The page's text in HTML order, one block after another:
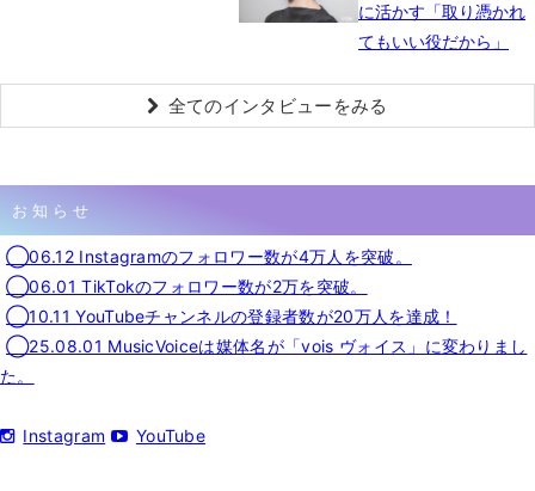
に活かす「取り憑かれ
てもいい役だから」
全てのインタビューをみる
お知らせ
◯06.12 Instagramのフォロワー数が4万人を突破。
◯06.01 TikTokのフォロワー数が2万を突破。
◯10.11 YouTubeチャンネルの登録者数が20万人を達成！
◯25.08.01 MusicVoiceは媒体名が「vois ヴォイス」に変わりまし
た。
Instagram YouTube